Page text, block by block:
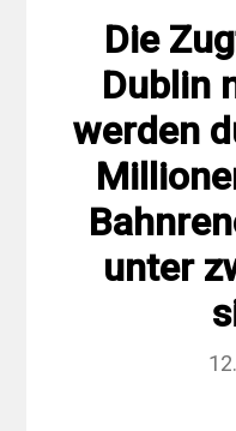
Die
Dublin
werden
unter